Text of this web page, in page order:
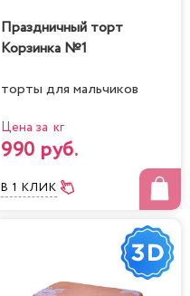
Праздничный торт
Корзинка №1
торты для мальчиков
Цена за кг
990 руб.
В 1 КЛИК